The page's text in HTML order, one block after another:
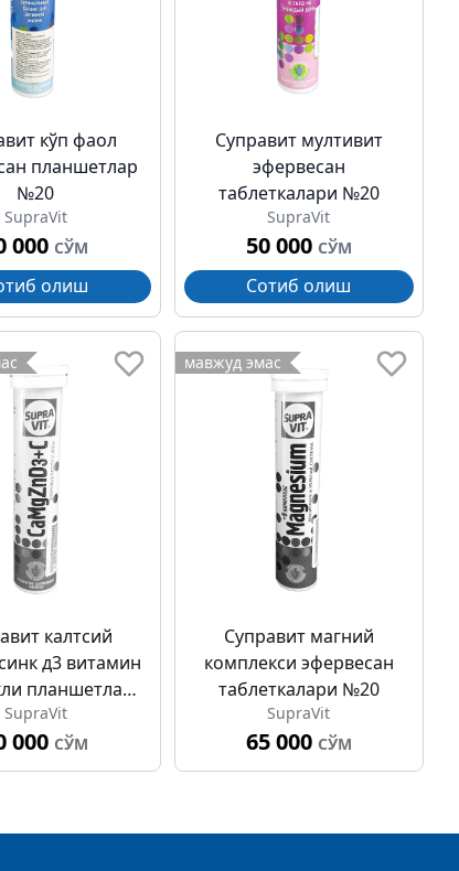
кўп фаол
планшетлар
№20
SupraVit
000 СЎМ
олиш
Суправит мултивит
эфервесан
таблеткалари №20
SupraVit
50 000 СЎМ
Сотиб олиш
калтсий
д3 витамин
планшетлар
№20
SupraVit
000 СЎМ
мавжуд эмас
Суправит магний
комплекси эфервесан
таблеткалари №20
SupraVit
65 000 СЎМ